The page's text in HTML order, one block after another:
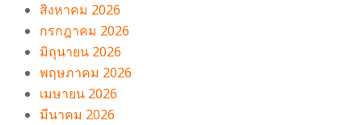
สิงหาคม 2026
กรกฎาคม 2026
มิถุนายน 2026
พฤษภาคม 2026
เมษายน 2026
มีนาคม 2026